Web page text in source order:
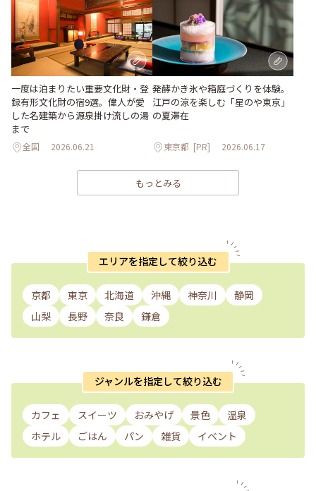
一度は泊まりたい重要文化財・登
録有形文化財の宿9選。偉人が愛
した名建築から源泉掛け流しの湯
まで
全国 2026.06.21
発酵かき氷や箱庭づくりを体験。
江戸の涼を楽しむ「星のや東京」
の夏滞在
東京都 [PR] 2026.06.17
もっとみる
エリアを指定して絞り込む
京都 東京 北海道 沖縄 神奈川
静岡
山梨
長野 奈良 鎌倉
ジャンルを指定して絞り込む
カフェ スイーツ おみやげ 景色
温泉
ホテル
ごはん パン 雑貨 イベント